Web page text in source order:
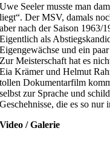
Uwe Seeler musste man
liegt“. Der MSV, damals
aber nach der Saison 1963/
Eigentlich als
Eigengewächse und ein
Zur Meisterschaft hat es
Eia Krämer und Helmut
tollen Dokumentarfilm
selbst zur Sprache und
Geschehnisse, die es so nur
Video / Galerie